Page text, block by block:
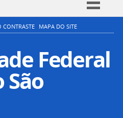
Simplifique!
Participe
Acesso à informação
Legislação
CONTRASTE MAPA DO SITE
Federal
São